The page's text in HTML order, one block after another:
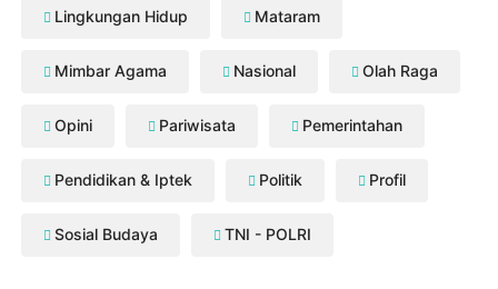
Lingkungan Hidup Mataram
Mimbar Agama Nasional Olah Raga
Opini Pariwisata Pemerintahan
Pendidikan & Iptek Politik Profil
Sosial Budaya TNI - POLRI